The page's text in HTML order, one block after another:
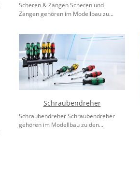
Scheren & Zangen Scheren und
Zangen gehören im Modellbau zu...
Schraubendreher
Schraubendreher Schraubendreher
gehören im Modellbau zu den...